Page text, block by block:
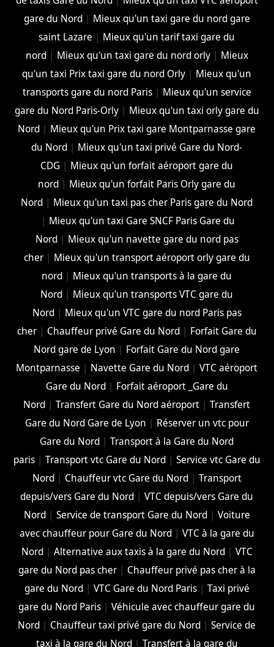
gare du Nord| Mieux qu'un taxi gare du nord gare
saint Lazare | Mieux qu'un tarif taxi gare du
nord| Mieux qu'un taxi gare du nord orly| Mieux
qu'un taxi Prix taxi gare du nord Orly | Mieux qu'un
transports gare du nord Paris| Mieux qu'un service
gare du Nord Paris-Orly| Mieux qu'un taxi orly gare du
Nord | Mieux qu'un Prix taxi gare Montparnasse gare
du Nord | Mieux qu'un taxi privé Gare du Nord-
CDG | Mieux qu'un forfait aéroport gare du
nord | Mieux qu'un forfait Paris Orly gare du
Nord | Mieux qu'un taxi pas cher Paris gare du Nord
| Mieux qu'un taxi Gare SNCF Paris Gare du
Nord| Mieux qu'un navette gare du nord pas
cher| Mieux qu'un transport aéroport orly gare du
nord | Mieux qu'un transports à la gare du
Nord | Mieux qu'un transports VTC gare du
Nord| Mieux qu'un VTC gare du nord Paris pas
cher| Chauffeur privé Gare du Nord| Forfait Gare du
Nord gare de Lyon | Forfait Gare du Nord gare
Montparnasse | Navette Gare du Nord |VTC aéroport
Gare du Nord| Forfait aéroport _Gare du
Nord |Transfert Gare du Nord aéroport |Transfert
Gare du Nord Gare de Lyon | Réserver un vtc pour
Gare du Nord |Transport à la Gare du Nord
paris| Transport vtc Gare du Nord| Service vtc Gare du
Nord| Chauffeur vtc Gare du Nord| Transport
depuis/vers Gare du Nord |VTC depuis/vers Gare du
Nord| Service de transport Gare du Nord| Voiture
avec chauffeur pour Gare du Nord| VTC à la gare du
Nord| Alternative aux taxis à la gare du Nord| VTC
gare du Nord pas cher| Chauffeur privé pas cher à la
gare du Nord| VTC Gare du Nord Paris| Taxi privé
gare du Nord Paris |Véhicule avec chauffeur gare du
Nord | Chauffeur taxi privé gare du Nord |Service de
taxi à la gare du Nord| Transfert à la gare du